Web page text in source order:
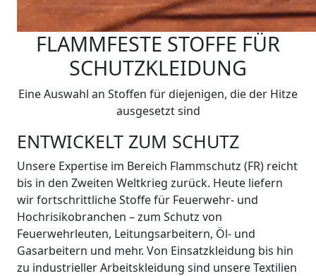
FLAMMFESTE STOFFE FÜR
SCHUTZKLEIDUNG
Eine Auswahl an Stoffen für diejenigen, die der Hitze
ausgesetzt sind
ENTWICKELT ZUM SCHUTZ
Unsere Expertise im Bereich Flammschutz (FR) reicht
bis in den Zweiten Weltkrieg zurück. Heute liefern
wir fortschrittliche Stoffe für Feuerwehr- und
Hochrisikobranchen – zum Schutz von
Feuerwehrleuten, Leitungsarbeitern, Öl- und
Gasarbeitern und mehr. Von Einsatzkleidung bis hin
zu industrieller Arbeitskleidung sind unsere Textilien